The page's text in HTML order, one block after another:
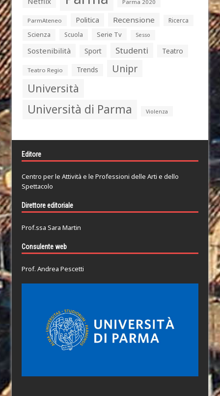
Parma 2020
ParmAteneo Politica Recensione
Ricerca
Scienza
Scuola Serie Tv Sesso
Sostenibilità Sport Studenti Teatro
Teatro Regio Trends Unipr
Università
Università di Parma Violenza
Editore
Centro per le Attività e le Professioni delle Arti e dello
Spettacolo
Direttore editoriale
Prof.ssa Sara Martin
Consulente web
Prof. Andrea Pescetti